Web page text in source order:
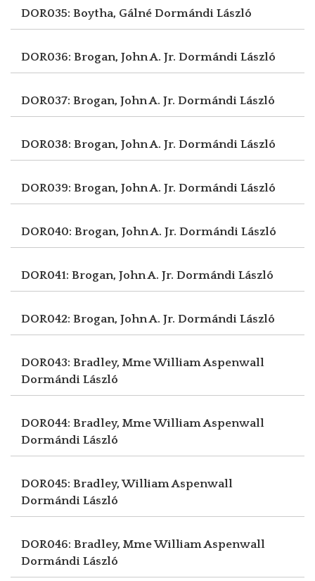
DOR035: Boytha, Gálné Dormándi László
DOR036: Brogan, John A. Jr. Dormándi László
DOR037: Brogan, John A. Jr. Dormándi László
DOR038: Brogan, John A. Jr. Dormándi László
DOR039: Brogan, John A. Jr. Dormándi László
DOR040: Brogan, John A. Jr. Dormándi László
DOR041: Brogan, John A. Jr. Dormándi László
DOR042: Brogan, John A. Jr. Dormándi László
DOR043: Bradley, Mme William Aspenwall
Dormándi László
DOR044: Bradley, Mme William Aspenwall
Dormándi László
DOR045: Bradley, William Aspenwall
Dormándi László
DOR046: Bradley, Mme William Aspenwall
Dormándi László